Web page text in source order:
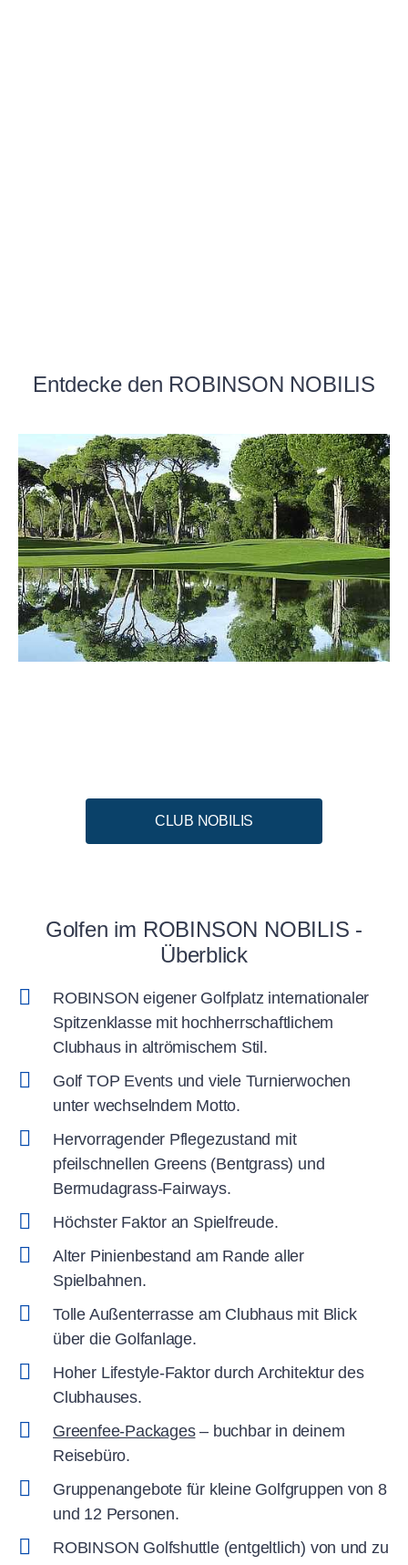
Entdecke den ROBINSON NOBILIS
CLUB NOBILIS
Golfen im ROBINSON NOBILIS -
Überblick
ROBINSON eigener Golfplatz internationaler
Spitzenklasse mit hochherrschaftlichem
Clubhaus in altrömischem Stil.
Golf TOP Events und viele Turnierwochen
unter wechselndem Motto.
Hervorragender Pflegezustand mit
pfeilschnellen Greens (Bentgrass) und
Bermudagrass-Fairways.
Höchster Faktor an Spielfreude.
Alter Pinienbestand am Rande aller
Spielbahnen.
Tolle Außenterrasse am Clubhaus mit Blick
über die Golfanlage.
Hoher Lifestyle-Faktor durch Architektur des
Clubhauses.
Greenfee-Packages– buchbar in deinem
Reisebüro.
Gruppenangebote für kleine Golfgruppen von 8
und 12 Personen.
ROBINSON Golfshuttle (entgeltlich) von und zu